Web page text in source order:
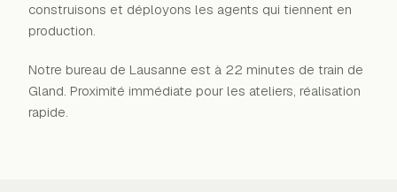
construisons et déployons les agents qui tiennent en
production.
Notre bureau de Lausanne est à 22 minutes de train de
Gland. Proximité immédiate pour les ateliers, réalisation
rapide.